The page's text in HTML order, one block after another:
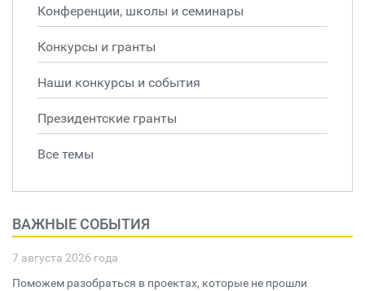
Конференции, школы и семинары
Конкурсы и гранты
Наши конкурсы и события
Президентские гранты
Все темы
ВАЖНЫЕ СОБЫТИЯ
7 августа 2026 года
Поможем разобраться в проектах, которые не прошли